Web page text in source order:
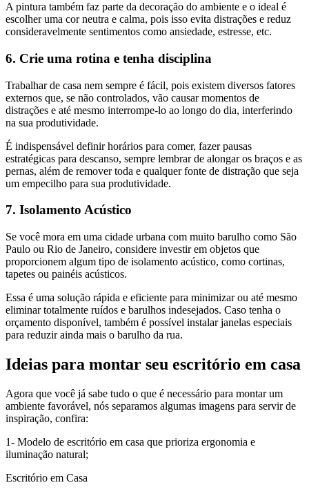
A pintura também faz parte da decoração do ambiente e o ideal é
escolher uma cor neutra e calma, pois isso evita distrações e reduz
consideravelmente sentimentos como ansiedade, estresse, etc.
6. Crie uma rotina e tenha disciplina
Trabalhar de casa nem sempre é fácil, pois existem diversos fatores
externos que, se não controlados, vão causar momentos de
distrações e até mesmo interrompe-lo ao longo do dia, interferindo
na sua produtividade.
É indispensável definir horários para comer, fazer pausas
estratégicas para descanso, sempre lembrar de alongar os braços e as
pernas, além de remover toda e qualquer fonte de distração que seja
um empecilho para sua produtividade.
7. Isolamento Acústico
Se você mora em uma cidade urbana com muito barulho como São
Paulo ou Rio de Janeiro, considere investir em objetos que
proporcionem algum tipo de isolamento acústico, como cortinas,
tapetes ou painéis acústicos.
Essa é uma solução rápida e eficiente para minimizar ou até mesmo
eliminar totalmente ruídos e barulhos indesejados. Caso tenha o
orçamento disponível, também é possível instalar janelas especiais
para reduzir ainda mais o barulho da rua.
Ideias para montar seu escritório em casa
Agora que você já sabe tudo o que é necessário para montar um
ambiente favorável, nós separamos algumas imagens para servir de
inspiração, confira:
1- Modelo de escritório em casa que prioriza ergonomia e
iluminação natural;
Escritório em Casa